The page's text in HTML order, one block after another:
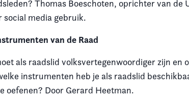
Thomas Boeschoten, oprichter van
social media gebruik.
van de Raad
als raadslid volksvertegenwoordiger zijn en
instrumenten heb je als raadslid
oefenen? Door Gerard Heetman.